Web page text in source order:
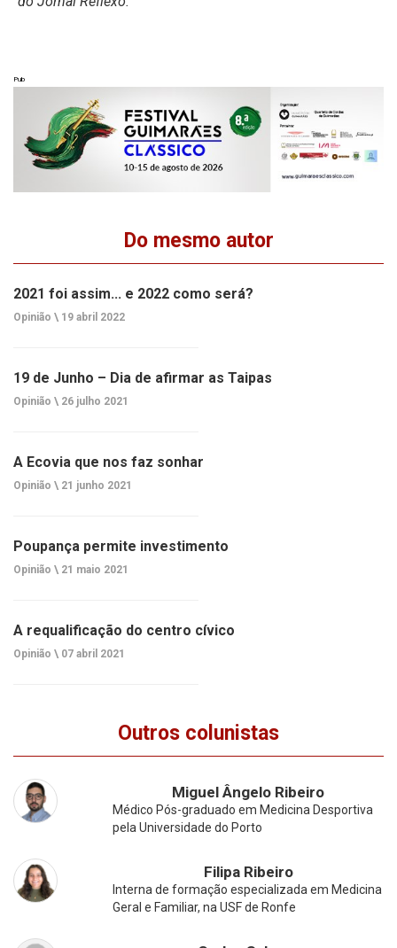
Pub
Do mesmo autor
2021 foi assim... e 2022 como será?
Opinião \ 19 abril 2022
19 de Junho – Dia de afirmar as Taipas
Opinião \ 26 julho 2021
A Ecovia que nos faz sonhar
Opinião \ 21 junho 2021
Poupança permite investimento
Opinião \ 21 maio 2021
A requalificação do centro cívico
Opinião \ 07 abril 2021
Outros colunistas
Miguel Ângelo Ribeiro
Médico Pós-graduado em Medicina Desportiva
pela Universidade do Porto
Filipa Ribeiro
Interna de formação especializada em Medicina
Geral e Familiar, na USF de Ronfe